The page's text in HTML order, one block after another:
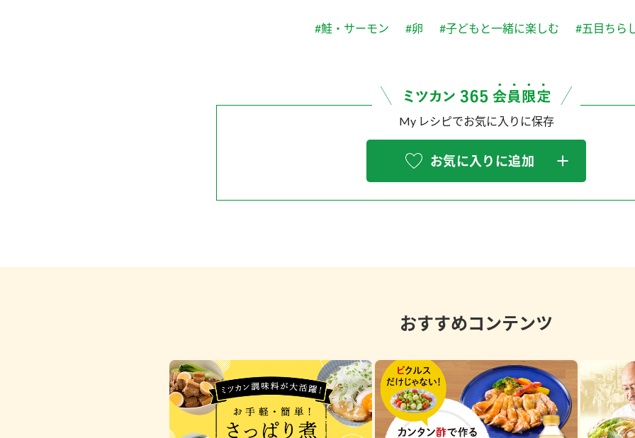
#鮭・サーモン #卵 #子どもと一緒に楽しむ #五目ちら
My レシピでお気に入りに保存
お気に入りに追加
おすすめコンテンツ